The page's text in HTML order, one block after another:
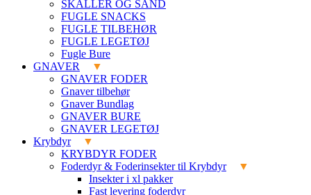
SKALLER OG SAND
FUGLE SNACKS
FUGLE TILBEHØR
FUGLE LEGETØJ
Fugle Bure
GNAVER
GNAVER FODER
Gnaver tilbehør
Gnaver Bundlag
GNAVER BURE
GNAVER LEGETØJ
Krybdyr
KRYBDYR FODER
Foderdyr & Foderinsekter til Krybdyr
Insekter i xl pakker
Fast levering foderdyr